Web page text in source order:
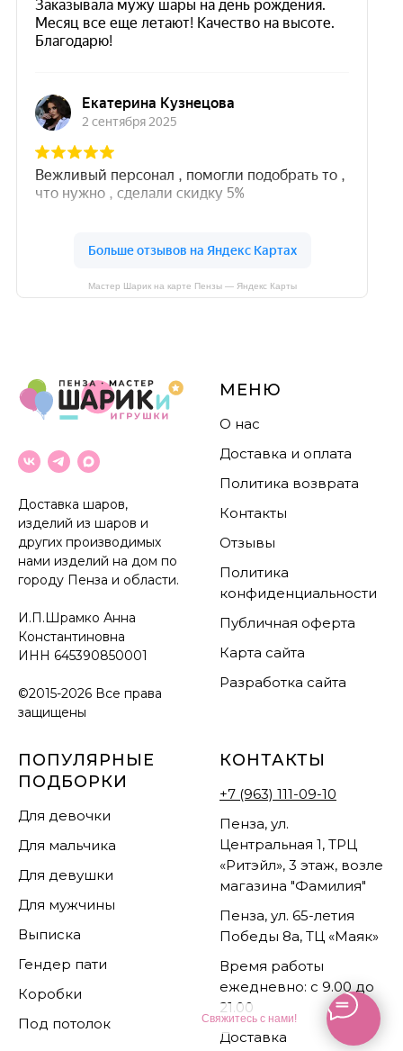
Свяжитесь с нами!
Мастер Шарик на карте Пензы — Яндекс Карты
Доставка шаров,
изделий из шаров и
других производимых
нами изделий на дом по
городу Пенза и области.
И.П.Шрамко Анна
Константиновна
ИНН 645390850001
©2015-2026 Все права
защищены
МЕНЮ
О нас
Доставка и оплата
Политика возврата
Контакты
Отзывы
Политика
конфиденциальности
Публичная оферта
Карта сайта
Разработка сайта
ПОПУЛЯРНЫЕ
ПОДБОРКИ
Для девочки
Для мальчика
Для девушки
Для мужчины
Выписка
Гендер пати
Коробки
Под потолок
КОНТАКТЫ
+7 (963) 111-09-10
Пенза, ул.
Центральная 1, ТРЦ
«Ритэйл», 3 этаж, возле
магазина "Фамилия"
Пенза, ул. 65-летия
Победы 8а, ТЦ «Маяк»
Время работы
ежедневно: с 9.00 до
21.00
Доставка